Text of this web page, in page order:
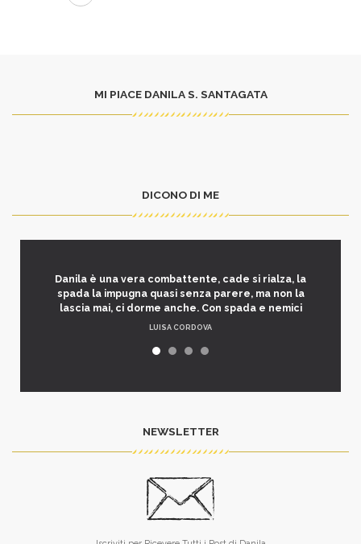
MI PIACE DANILA S. SANTAGATA
DICONO DI ME
Danila è una vera combattente, cade si rialza, la
spada la impugna quasi senza parere, ma non la
lascia mai, ci dorme anche. Con spada e nemici
LUISA CORDOVA
NEWSLETTER